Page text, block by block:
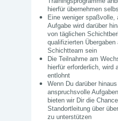
hierfür übernehmen
Eine weniger spaßvolle,
Aufgabe wird darüber
von täglichen
qualifizierten
Schichtteam sein
Die Teilnahme am
hierfür erforderlich, wird
entlohnt
Wenn Du darüber
anspruchsvolle
bieten wir Dir die
Standortleitung über
zu unterstützen